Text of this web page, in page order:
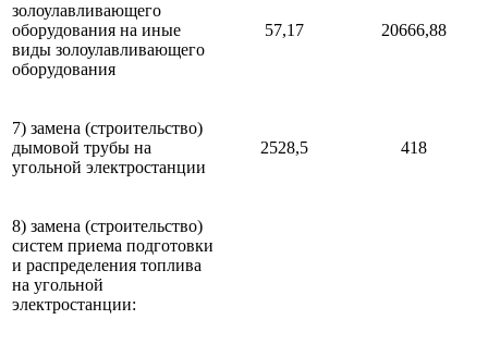
золоулавливающего
оборудования на иные
виды золоулавливающего
оборудования
57,17 20666,88
7) замена (строительство)
дымовой трубы на
угольной электростанции
2528,5 418
8) замена (строительство)
систем приема подготовки
и распределения топлива
на угольной
электростанции: